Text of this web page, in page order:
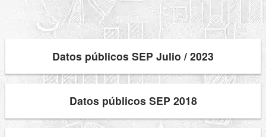
Datos públicos SEP Julio / 2023
Datos públicos SEP 2018